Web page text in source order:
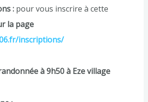
: pour vous inscrire à cette
la page
inscriptions/
à 9h50 à Eze village